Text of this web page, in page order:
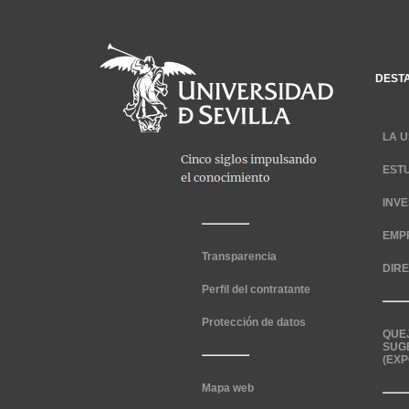
Transparencia
Perfil del contratante
Protección de datos
Mapa web
LA